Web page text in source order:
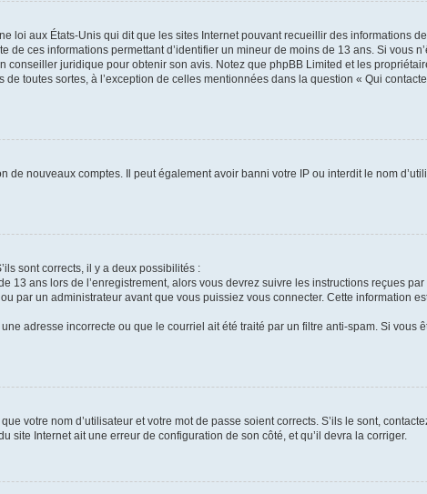
loi aux États-Unis qui dit que les sites Internet pouvant recueillir des informations
de ces informations permettant d’identifier un mineur de moins de 13 ans. Si vous
conseiller juridique pour obtenir son avis. Notez que phpBB Limited et les
toutes sortes, à l’exception de celles mentionnées dans la question « Qui
de nouveaux comptes. Il peut également avoir banni votre IP ou interdit le nom
sont corrects, il y a deux possibilités :
13 ans lors de l’enregistrement, alors vous devrez suivre les instructions reçues
par un administrateur avant que vous puissiez vous connecter. Cette information
adresse incorrecte ou que le courriel ait été traité par un filtre anti-spam. Si vous
votre nom d’utilisateur et votre mot de passe soient corrects. S’ils le sont,
site Internet ait une erreur de configuration de son côté, et qu’il devra la corriger.